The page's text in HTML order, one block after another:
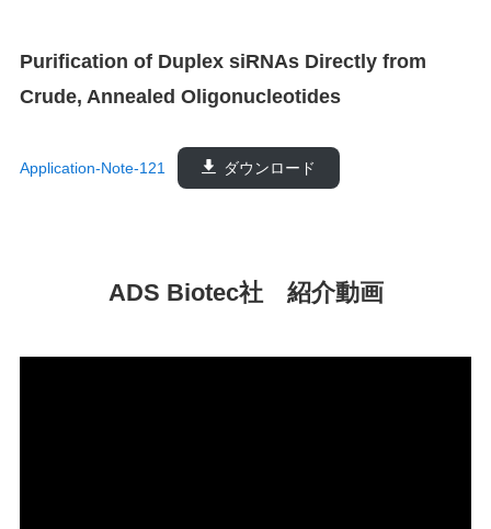
Purification of Duplex siRNAs Directly from
Crude, Annealed Oligonucleotides
Application-Note-121 ダウンロード
ADS Biotec社 紹介動画